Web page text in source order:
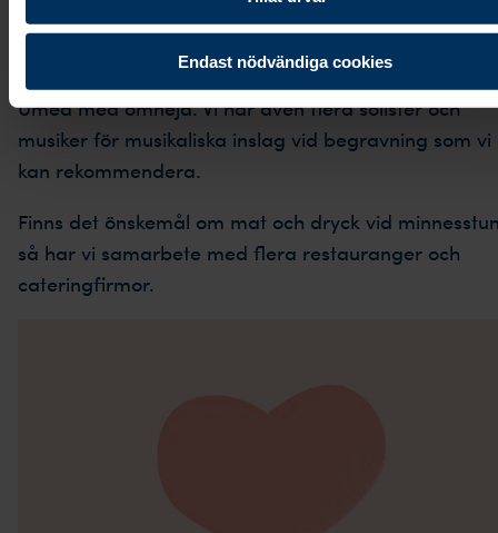
Endast nödvändiga cookies
Holmsund och närområdet
Vi har lokalt samarbete med flera blomsteraffärer i
Umeå med omnejd. Vi har även flera solister och
musiker för musikaliska inslag vid begravning som vi
kan rekommendera.
Finns det önskemål om mat och dryck vid
så har vi samarbete med flera restauranger och
cateringfirmor.